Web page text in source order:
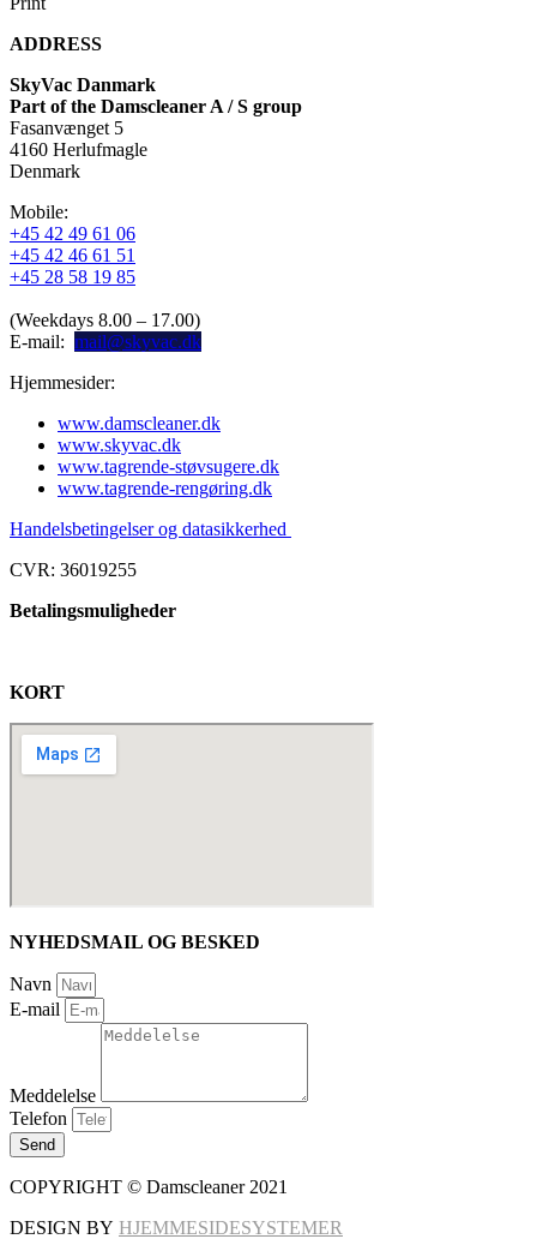
ADDRESS
SkyVac Danmark
Part of the Damscleaner A / S group
Fasanvænget 5
4160 Herlufmagle
Denmark
Mobile:
+45 42 49 61 06
+45 42 46 61 51
+45 28 58 19 85
(Weekdays 8.00 – 17.00)
E-mail: mail@skyvac.dk
Hjemmesider:
www.damscleaner.dk
www.skyvac.dk
www.tagrende-støvsugere.dk
www.tagrende-rengøring.dk
Handelsbetingelser og datasikkerhed
CVR: 36019255
Betalingsmuligheder
KORT
NYHEDSMAIL OG BESKED
Navn
E-mail
Meddelelse
Telefon
Send
COPYRIGHT © Damscleaner 2021
DESIGN BY HJEMMESIDESYSTEMER